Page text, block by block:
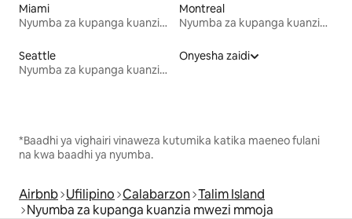
Miami
Nyumba za kupanga kuanzia mwezi mmoja
Montreal
Nyumba za kupanga kuanzia mwezi mmoja
Seattle
Nyumba za kupanga kuanzia mwezi mmoja
Onyesha zaidi
*Baadhi ya vighairi vinaweza kutumika katika maeneo fulani
na kwa baadhi ya nyumba.
Airbnb Ufilipino Calabarzon Talim Island
Nyumba za kupanga kuanzia mwezi mmoja